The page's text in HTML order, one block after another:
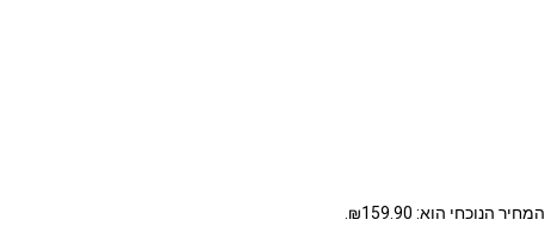
המחיר הנוכחי הוא: ₪159.90.